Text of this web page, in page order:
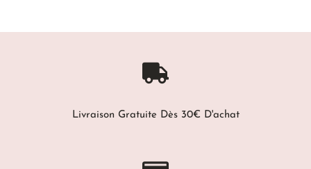
Livraison Gratuite Dès 30€ D'achat